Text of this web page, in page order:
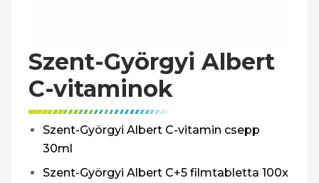
Szent-Györgyi Albert
C-vitaminok
Szent-Györgyi Albert C-vitamin csepp
30ml
Szent-Györgyi Albert C+5 filmtabletta 100x